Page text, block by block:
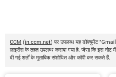
CCM (in.ccm.net) पर उपलब्ध यह डॉक्युमेंट
लाइसेंस के तहत उपलब्ध कराया गया है. जैसा कि इस
दी गई शर्तों के मुताबिक संशोधित और कॉपी कर सकते हैं.